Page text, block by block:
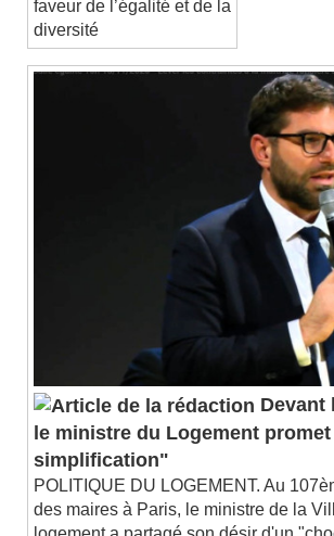
faveur de l’égalité et de la
diversité
Devant
le ministre du Logement promet
simplification"
POLITIQUE DU LOGEMENT. Au
des maires à Paris, le ministre de la